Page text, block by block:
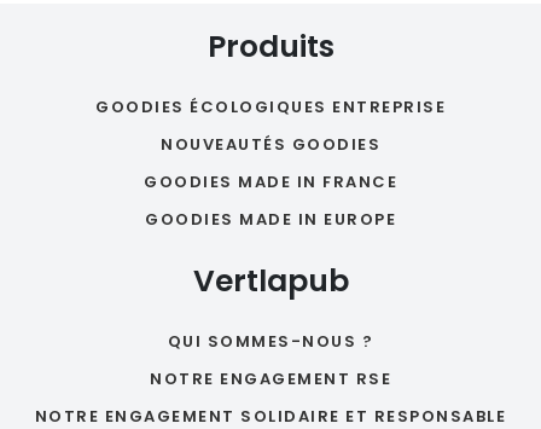
Produits
GOODIES ÉCOLOGIQUES ENTREPRISE
NOUVEAUTÉS GOODIES
GOODIES MADE IN FRANCE
GOODIES MADE IN EUROPE
Vertlapub
QUI SOMMES-NOUS ?
NOTRE ENGAGEMENT RSE
NOTRE ENGAGEMENT SOLIDAIRE ET RESPONSABLE